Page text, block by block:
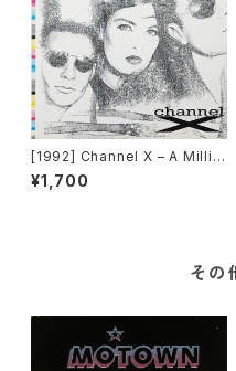
[1992] Channel X – A Millio
n Colours [Beat Box]
¥1,700
その